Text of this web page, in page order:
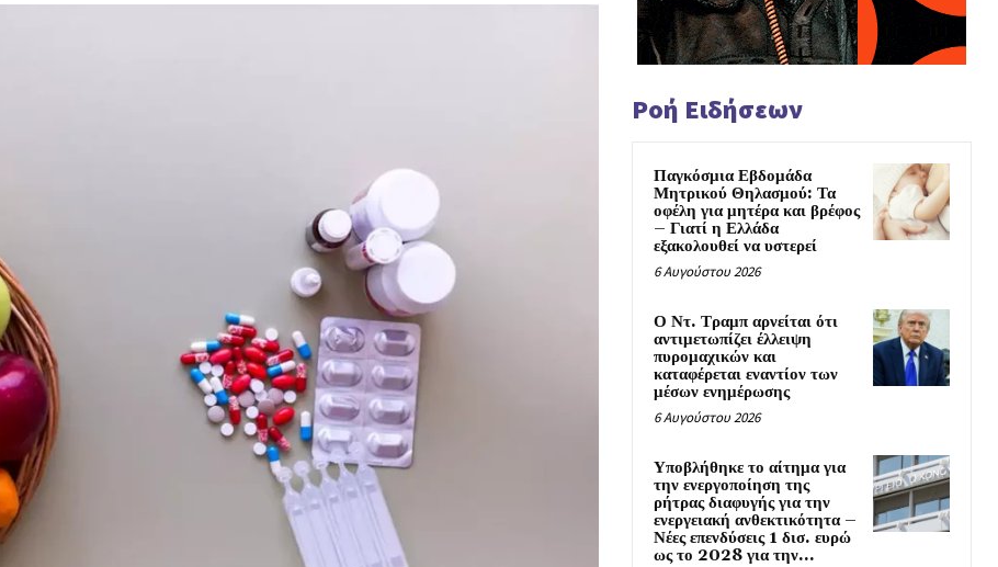
Ροή Ειδήσεων
Παγκόσμια Εβδομάδα
Μητρικού Θηλασμού: Τα
οφέλη για μητέρα και βρέφος
– Γιατί η Ελλάδα
εξακολουθεί να υστερεί
6 Αυγούστου 2026
Ο Ντ. Τραμπ αρνείται ότι
αντιμετωπίζει έλλειψη
πυρομαχικών και
καταφέρεται εναντίον των
μέσων ενημέρωσης
6 Αυγούστου 2026
Υποβλήθηκε το αίτημα για
την ενεργοποίηση της
ρήτρας διαφυγής για την
ενεργειακή ανθεκτικότητα –
Νέες επενδύσεις 1 δισ. ευρώ
ως το 2028 για την...